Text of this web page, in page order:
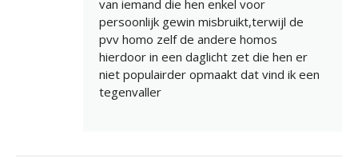
van iemand die hen enkel voor
persoonlijk gewin misbruikt,terwijl de
pvv homo zelf de andere homos
hierdoor in een daglicht zet die hen er
niet populairder opmaakt dat vind ik een
tegenvaller